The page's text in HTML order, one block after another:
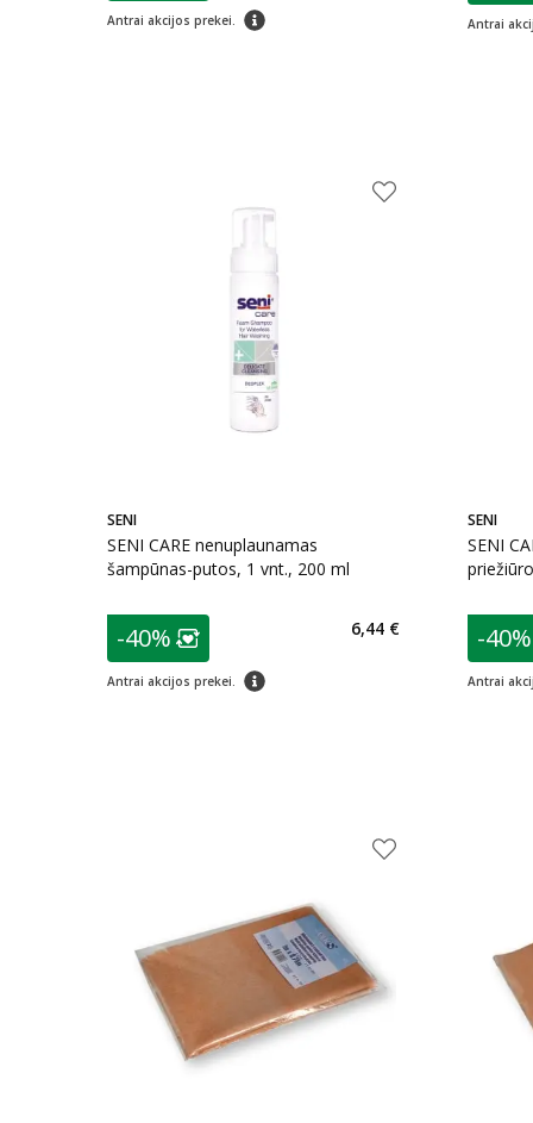
Antrai akcijos prekei. patarimas
Antrai
SENI
SENI CARE nenuplaunamas
šampūnas-putos, 1 vnt., 200 ml
patarimas
Lojalumo klubo narių nuolaida:
-40%
Antrai akcijos prekei. patarimas
6,44 €
SENI
SENI
-40%
Antrai